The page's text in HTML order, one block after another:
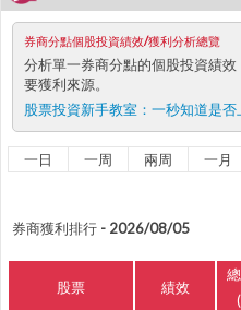
券商分點個股投資績效/獲利分析總覽
分析單一券商分點的個股投資績
要獲利來源。
股票投資新手教室： 一秒知道是
一日 一周 兩周 一月
券商獲利排行 - 2026/08/05
股票 績效